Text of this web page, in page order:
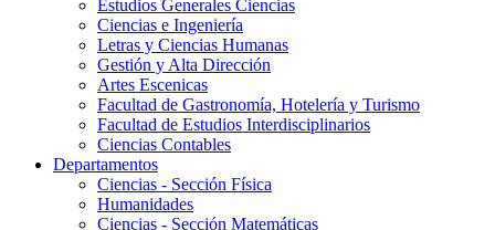
Estudios Generales Ciencias
Ciencias e Ingeniería
Letras y Ciencias Humanas
Gestión y Alta Dirección
Artes Escenicas
Facultad de Gastronomía, Hotelería y Turismo
Facultad de Estudios Interdisciplinarios
Ciencias Contables
Departamentos
Ciencias - Sección Física
Humanidades
Ciencias - Sección Matemáticas